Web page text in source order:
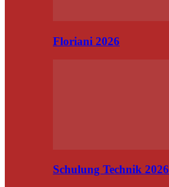
Floriani 2026
Schulung Technik 2026